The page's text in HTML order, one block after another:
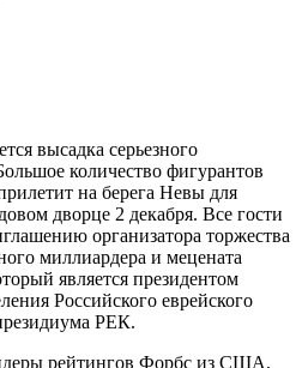
высадка серьезного
количество фигурантов
на берега Невы для
дворце 2 декабря. Все гости
организатора торжества
миллиардера и мецената
является президентом
Российского еврейского
РЕК.
рейтингов Форбс из США,